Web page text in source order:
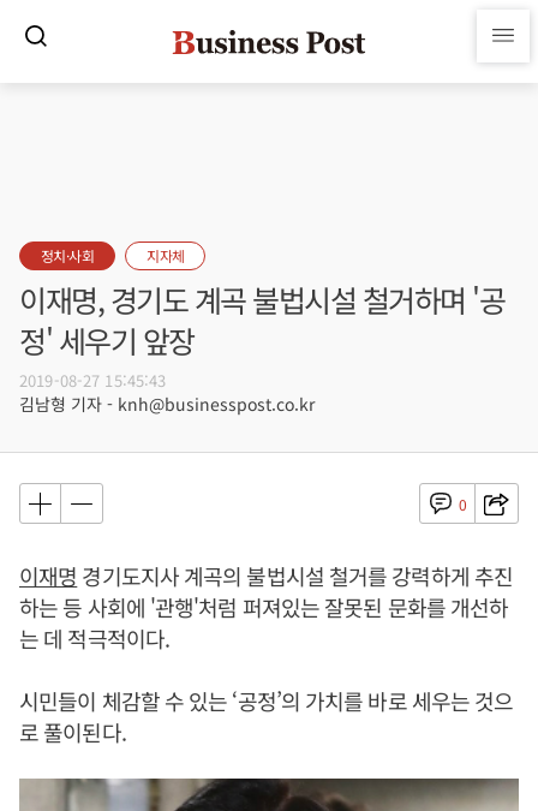
정치·사회 지자체
이재명, 경기도 계곡 불법시설 철거하며 '공
정' 세우기 앞장
2019-08-27 15:45:43
김남형 기자 - knh@businesspost.co.kr
0
이재명 경기도지사 계곡의 불법시설 철거를 강력하게 추진
하는 등 사회에 '관행'처럼 퍼져있는 잘못된 문화를 개선하
는 데 적극적이다.
시민들이 체감할 수 있는 ‘공정’의 가치를 바로 세우는 것으
로 풀이된다.